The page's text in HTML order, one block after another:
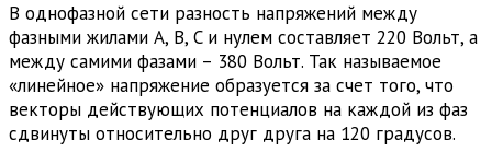
В однофазной сети разность напряжений между
фазными жилами A, B, C и нулем составляет 220 Вольт, а
между самими фазами – 380 Вольт. Так называемое
«линейное» напряжение образуется за счет того, что
векторы действующих потенциалов на каждой из фаз
сдвинуты относительно друг друга на 120 градусов.